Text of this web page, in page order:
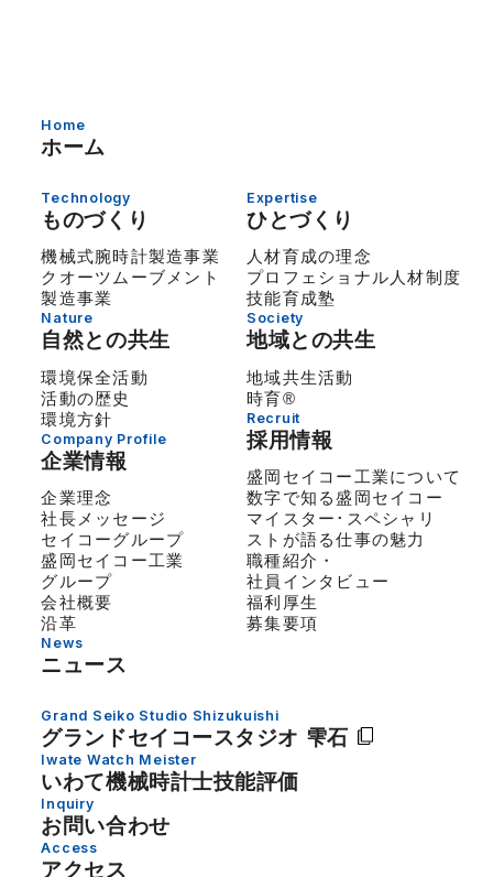
Home
ホーム
Technology
ものづくり
機械式腕時計製造事業
クオーツムーブメント
製造事業
Nature
自然との共生
環境保全活動
活動の歴史
環境方針
Company Profile
企業情報
企業理念
社長メッセージ
セイコーグループ
盛岡セイコー工業
グループ
会社概要
沿革
News
ニュース
Expertise
ひとづくり
人材育成の理念
プロフェショナル人材制度
技能育成塾
Society
地域との共生
地域共生活動
時育®
Recruit
採用情報
盛岡セイコー工業について
数字で知る盛岡セイコー
マイスター･スペシャリ
ストが語る仕事の魅力
職種紹介・
社員インタビュー
福利厚生
募集要項
Grand Seiko Studio Shizukuishi
グランドセイコースタジオ 雫石
Iwate Watch Meister
いわて機械時計士技能評価
Inquiry
お問い合わせ
Access
アクセス